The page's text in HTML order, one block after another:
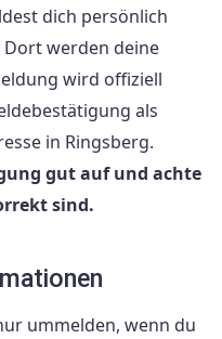
dich persönlich
werden deine
wird offiziell
als
in Ringsberg.
gut auf und achte
sind.
ummelden, wenn du